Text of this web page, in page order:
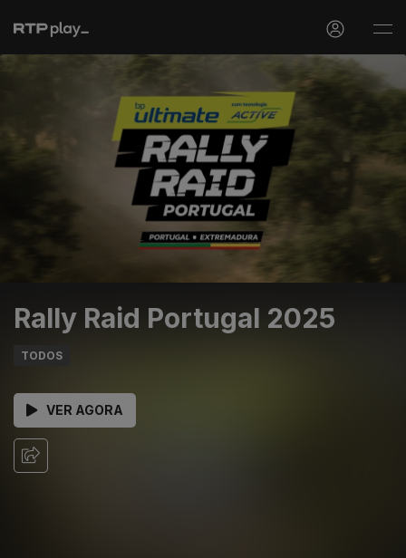
Rally Raid Portugal 2025
TODOS
VER AGORA